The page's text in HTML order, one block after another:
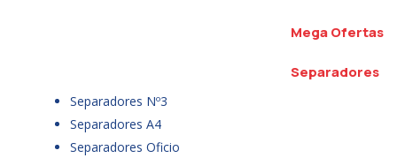
Mega Ofertas
Separadores
Separadores Nº3
Separadores A4
Separadores Oficio